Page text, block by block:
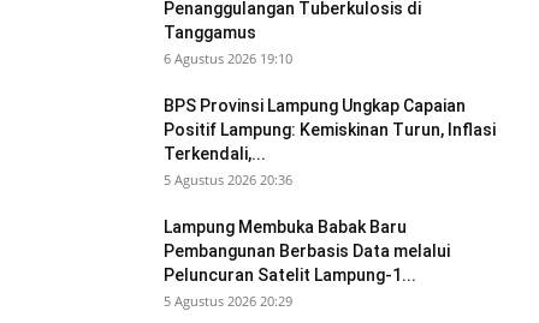
Penanggulangan Tuberkulosis di
Tanggamus
6 Agustus 2026 19:10
BPS Provinsi Lampung Ungkap Capaian
Positif Lampung: Kemiskinan Turun, Inflasi
Terkendali,...
5 Agustus 2026 20:36
Lampung Membuka Babak Baru
Pembangunan Berbasis Data melalui
Peluncuran Satelit Lampung-1...
5 Agustus 2026 20:29